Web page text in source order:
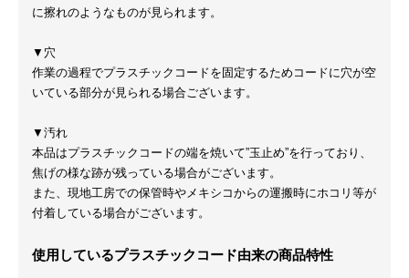
に擦れのようなものが見られます。
▼穴
作業の過程でプラスチックコードを固定するためコードに穴が空
いている部分が見られる場合ございます。
▼汚れ
本品はプラスチックコードの端を焼いて”玉止め”を行っており、
焦げの様な跡が残っている場合がございます。
また、現地工房での保管時やメキシコからの運搬時にホコリ等が
付着している場合がございます。
使用しているプラスチックコード由来の商品特性